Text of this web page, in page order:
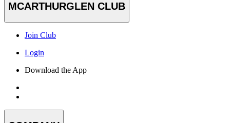
MCARTHURGLEN CLUB
Join Club
Login
Download the App